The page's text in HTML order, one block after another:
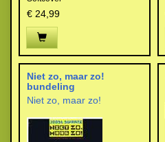
€ 24,99
Niet zo, maar zo!
bundeling
Niet zo, maar zo!